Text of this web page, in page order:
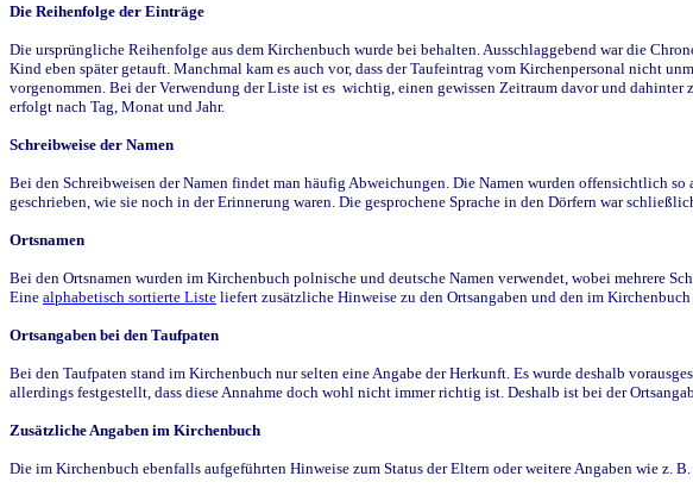
Die Reihenfolge der Einträge
Die ursprüngliche Reihenfolge aus dem Kirchenbuch wurde bei behalten. Ausschlaggebend war die
Kind eben später getauft. Manchmal kam es auch vor, dass der Taufeintrag vom Kirchenpersonal nicht
vorgenommen. Bei der Verwendung der Liste ist es wichtig, einen gewissen Zeitraum davor und
erfolgt nach Tag, Monat und Jahr.
Schreibweise der Namen
Bei den Schreibweisen der Namen findet man häufig Abweichungen. Die Namen wurden offensichtlich
geschrieben, wie sie noch in der Erinnerung waren. Die gesprochene Sprache in den Dörfern war
Ortsnamen
Bei den Ortsnamen wurden im Kirchenbuch polnische und deutsche Namen verwendet, wobei mehrere
Eine alphabetisch sortierte Liste liefert zusätzliche Hinweise zu den Ortsangaben und den im
Ortsangaben bei den Taufpaten
Bei den Taufpaten stand im Kirchenbuch nur selten eine Angabe der Herkunft. Es wurde deshalb
allerdings festgestellt, dass diese Annahme doch wohl nicht immer richtig ist. Deshalb ist bei der
Zusätzliche Angaben im Kirchenbuch
Die im Kirchenbuch ebenfalls aufgeführten Hinweise zum Status der Eltern oder weitere Angaben wie z.